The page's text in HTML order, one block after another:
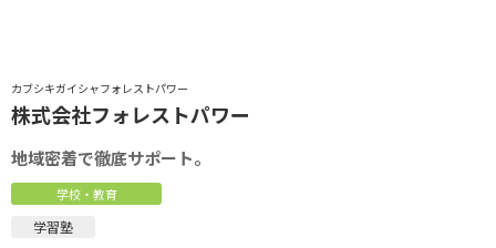
カブシキガイシャフォレストパワー
株式会社フォレストパワー
地域密着で徹底サポート。
学校・教育
学習塾